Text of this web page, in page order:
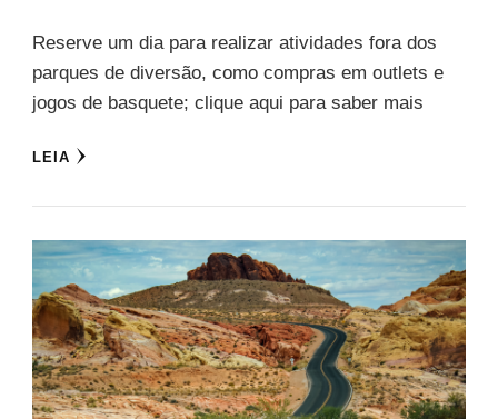
Reserve um dia para realizar atividades fora dos
parques de diversão, como compras em outlets e
jogos de basquete; clique aqui para saber mais
LEIA